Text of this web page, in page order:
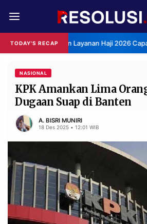
TODAY'S RECAP
Layanan Haji 2026 Capai 83,28%,
REDAKSI TENTANG
RESOLUSI IKLAN
RUBRIKASI
EDITORIAL AKSARA
MANCA SPORT
NASIONAL
KPK Amankan Lima
Dugaan Suap di Banten
A. BISRI MUNIRI
18 Des 2025 • 12:01 WIB